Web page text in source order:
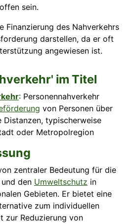
sein.
Finanzierung des Nahverkehrs
darstellen, da er oft
angewiesen ist.
im Titel
: Personennahverkehr
von Personen über
Distanzen, typischerweise
oder Metropolregion
zentraler Bedeutung für die
und den Umweltschutz in
Gebieten. Er bietet eine
zum individuellen
zur Reduzierung von